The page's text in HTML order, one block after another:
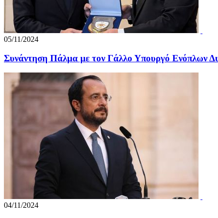
05/11/2024
Συνάντηση Πάλμα με τον Γάλλο Υπουργό Ενόπλων
04/11/2024